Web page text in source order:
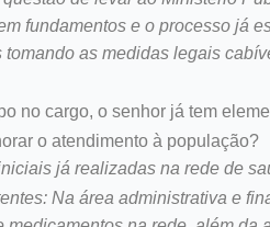
fundamentos e o processo já
as medidas legais
no cargo, o senhor já tem
o atendimento à população?
já realizadas na rede de
Na área administrativa e